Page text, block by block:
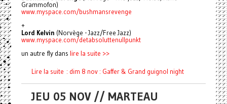
Grammofon)
www.myspace.com/bushmansrevenge
+
Lord Kelvin (Norvège - Jazz/Free Jazz)
www.myspace.com/detabsoluttenullpunkt
un autre fly dans lire la suite >>
Lire la suite : dim 8 nov : Gaffer & Grand guignol night
JEU 05 NOV // MARTEAU